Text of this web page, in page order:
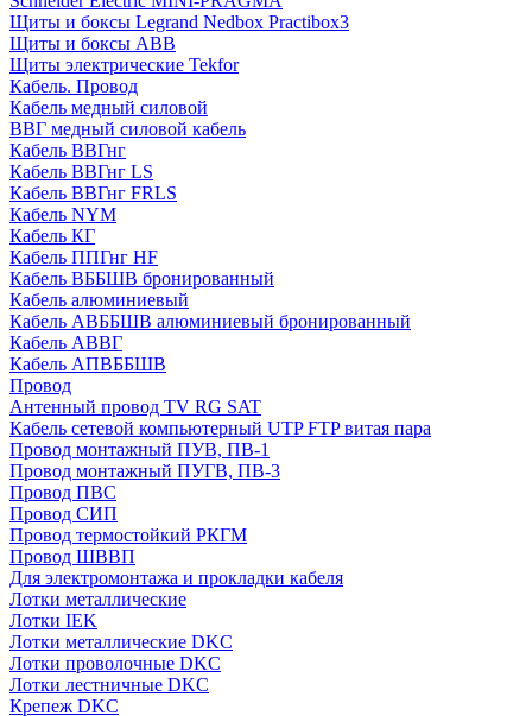
Щиты и боксы Legrand Nedbox Practibox3
Щиты и боксы ABB
Щиты электрические Tekfor
Кабель. Провод
Кабель медный силовой
ВВГ медный силовой кабель
Кабель ВВГнг
Кабель ВВГнг LS
Кабель ВВГнг FRLS
Кабель NYM
Кабель КГ
Кабель ППГнг HF
Кабель ВББШВ бронированный
Кабель алюминиевый
Кабель АВББШВ алюминиевый бронированный
Кабель АВВГ
Кабель АПВББШВ
Провод
Антенный провод TV RG SAT
Кабель сетевой компьютерный UTP FTP витая пара
Провод монтажный ПУВ, ПВ-1
Провод монтажный ПУГВ, ПВ-3
Провод ПВС
Провод СИП
Провод термостойкий РКГМ
Провод ШВВП
Для электромонтажа и прокладки кабеля
Лотки металлические
Лотки IEK
Лотки металлические DKC
Лотки проволочные DKC
Лотки лестничные DKC
Крепеж DKC